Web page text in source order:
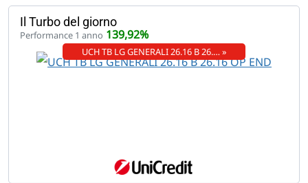
Il Turbo del giorno
Performance 1 anno 139,92%
UCH TB LG GENERALI 26.16 B 26.… »